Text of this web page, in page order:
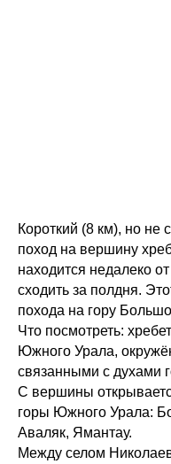
Короткий (8 км), но не
поход на вершину
находится недалеко
сходить за полдня.
похода на гору
Что посмотреть:
Южного Урала,
связанными с духами
С вершины
горы Южного Урала:
Аваляк, Ямантау.
Между селом